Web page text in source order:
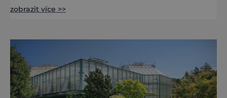
Divokou. Je však nutné mít na paměti, že
můžete obdivovat nejen dokonalost přírody,
ale také řadu výjimečných živočišných druhů
– zejména rojovníka bahenního nebo
ledňáčka
zobrazit více >>